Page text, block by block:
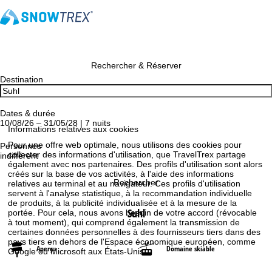
Informations relatives aux cookies
Pour une offre web optimale, nous utilisons des cookies pour
collecter des informations d'utilisation, que TravelTrex partage
également avec nos partenaires. Des profils d'utilisation sont alors
créés sur la base de vos activités, à l'aide des informations
relatives au terminal et au navigateur. Ces profils d'utilisation
servent à l'analyse statistique, à la recommandation individuelle
de produits, à la publicité individualisée et à la mesure de la
portée. Pour cela, nous avons besoin de votre accord (révocable
à tout moment), qui comprend également la transmission de
certaines données personnelles à des fournisseurs tiers dans des
pays tiers en dehors de l'Espace économique européen, comme
Google ou Microsoft aux États-Unis.
Rechercher & Réserver
Destination
Dates & durée
10/08/26 – 31/05/28 | 7 nuits
Personnes
indifférent
Rechercher
Suhl
Aperçu Domaine skiable